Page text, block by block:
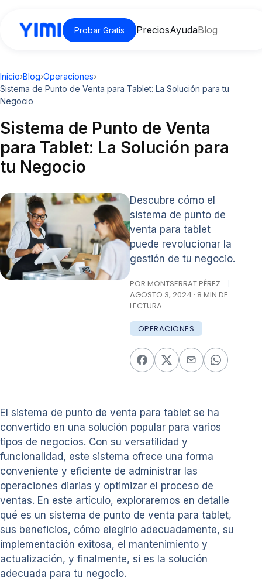
Probar Gratis PreciosAyudaBlog
Inicio›Blog›Operaciones›
Sistema de Punto de Venta para Tablet: La Solución para tu
Negocio
Sistema de Punto de Venta
para Tablet: La Solución para
tu Negocio
Descubre cómo el
sistema de punto de
venta para tablet
puede revolucionar la
gestión de tu negocio.
POR MONTSERRAT PÉREZ
|
AGOSTO 3, 2024 · 8 MIN DE
LECTURA
OPERACIONES
El sistema de punto de venta para tablet se ha
convertido en una solución popular para varios
tipos de negocios. Con su versatilidad y
funcionalidad, este sistema ofrece una forma
conveniente y eficiente de administrar las
operaciones diarias y optimizar el proceso de
ventas. En este artículo, exploraremos en detalle
qué es un sistema de punto de venta para tablet,
sus beneficios, cómo elegirlo adecuadamente, su
implementación exitosa, el mantenimiento y
actualización, y finalmente, si es la solución
adecuada para tu negocio.